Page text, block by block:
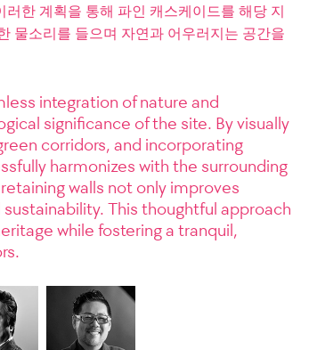
한 계획을 통해 파인 캐스케이드를 해당 지
물소리를 들으며 자연과 어우러지는 공간을
integration of nature and
significance of the site. By visually
corridors, and incorporating
harmonizes with the surrounding
walls not only improves
This thoughtful approach
while fostering a tranquil,